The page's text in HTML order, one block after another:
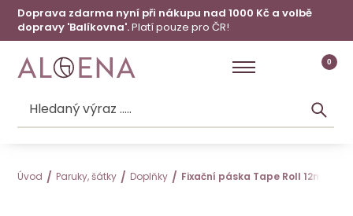
Doprava zdarma nyní při nákupu nad 1000 Kč a volbě
dopravy 'Balíkovna'.Platí pouze pro ČR!
0
Úvod Paruky, šátky Doplňky Fixační páska Tape Roll 12mm x